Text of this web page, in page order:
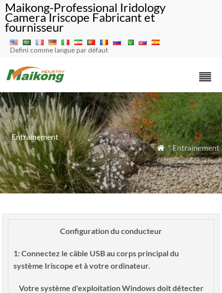
Maikong-Professional Iridology
Camera Iriscope Fabricant et
fournisseur
Defini comme langue par défaut
1>Entraînement
 " Entraînement
Configuration du conducteur
1: Connectez le câble USB au corps principal du
système Iriscope et à votre ordinateur.
Votre système d'exploitation Windows doit détecter